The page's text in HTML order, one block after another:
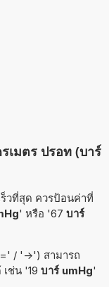
เมตร ปรอท (บาร์
วที่สุด ควรป้อนค่าที่
' หรือ '67 บาร์
/ '->') สามารถ
ช่น '19 บาร์ umHg'